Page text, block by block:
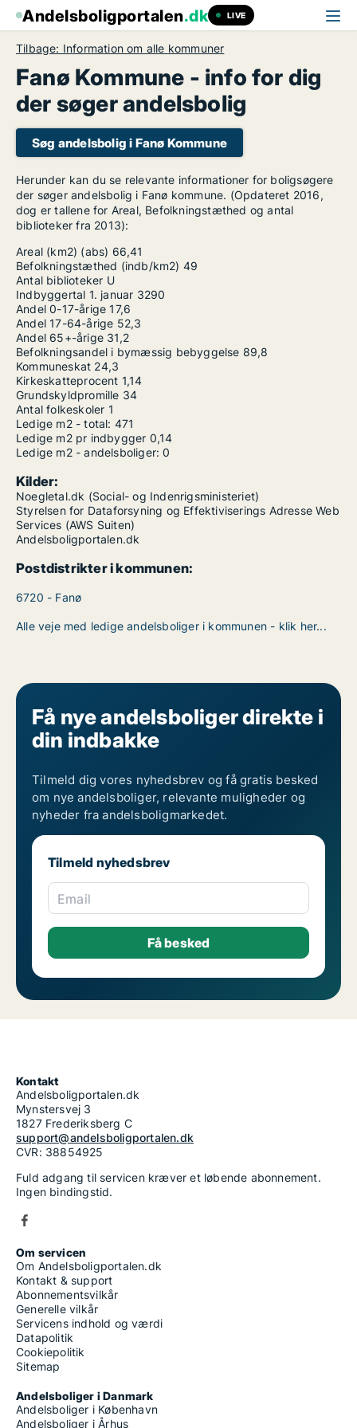
Andelsboligportalen.dk LIVE
Tilbage: Information om alle kommuner
Fanø Kommune - info for dig
der søger andelsbolig
Søg andelsbolig i Fanø Kommune
Herunder kan du se relevante informationer for boligsøgere
der søger andelsbolig i Fanø kommune. (Opdateret 2016,
dog er tallene for Areal, Befolkningstæthed og antal
biblioteker fra 2013):
Areal (km2) (abs) 66,41
Befolkningstæthed (indb/km2) 49
Antal biblioteker U
Indbyggertal 1. januar 3290
Andel 0-17-årige 17,6
Andel 17-64-årige 52,3
Andel 65+-årige 31,2
Befolkningsandel i bymæssig bebyggelse 89,8
Kommuneskat 24,3
Kirkeskatteprocent 1,14
Grundskyldpromille 34
Antal folkeskoler 1
Ledige m2 - total: 471
Ledige m2 pr indbygger 0,14
Ledige m2 - andelsboliger: 0
Kilder:
Noegletal.dk (Social- og Indenrigsministeriet)
Styrelsen for Dataforsyning og Effektiviserings Adresse Web
Services (AWS Suiten)
Andelsboligportalen.dk
Postdistrikter i kommunen:
6720 - Fanø
Alle veje med ledige andelsboliger i kommunen - klik her...
Få nye andelsboliger direkte i
din indbakke
Tilmeld dig vores nyhedsbrev og få gratis besked
om nye andelsboliger, relevante muligheder og
nyheder fra andelsboligmarkedet.
Tilmeld nyhedsbrev
Email
Kontakt
Andelsboligportalen.dk
Mynstersvej 3
1827 Frederiksberg C
support@andelsboligportalen.dk
CVR: 38854925
Fuld adgang til servicen kræver et løbende abonnement.
Ingen bindingstid.
Om servicen
Om Andelsboligportalen.dk
Kontakt & support
Abonnementsvilkår
Generelle vilkår
Servicens indhold og værdi
Datapolitik
Cookiepolitik
Sitemap
Andelsboliger i Danmark
Andelsboliger i København
Andelsboliger i Århus